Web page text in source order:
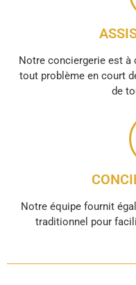
Notre conciergerie est
tout problème en court
de
Notre équipe fournit
traditionnel pour